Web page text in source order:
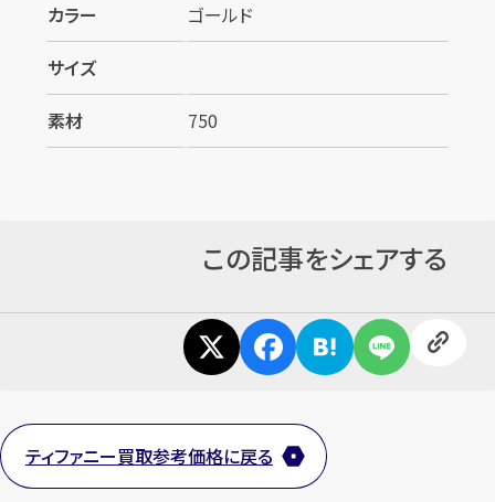
します
まずはお電話で無料査定
カラー
ゴールド
サイズ
素材
750
この記事をシェアする
ティファニー買取参考価格に戻る